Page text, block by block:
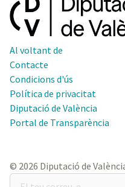
Al voltant de
Contacte
Condicions d'ús
Política de privacitat
Diputació de València
Portal de Transparència
© 2026 Diputació de
El